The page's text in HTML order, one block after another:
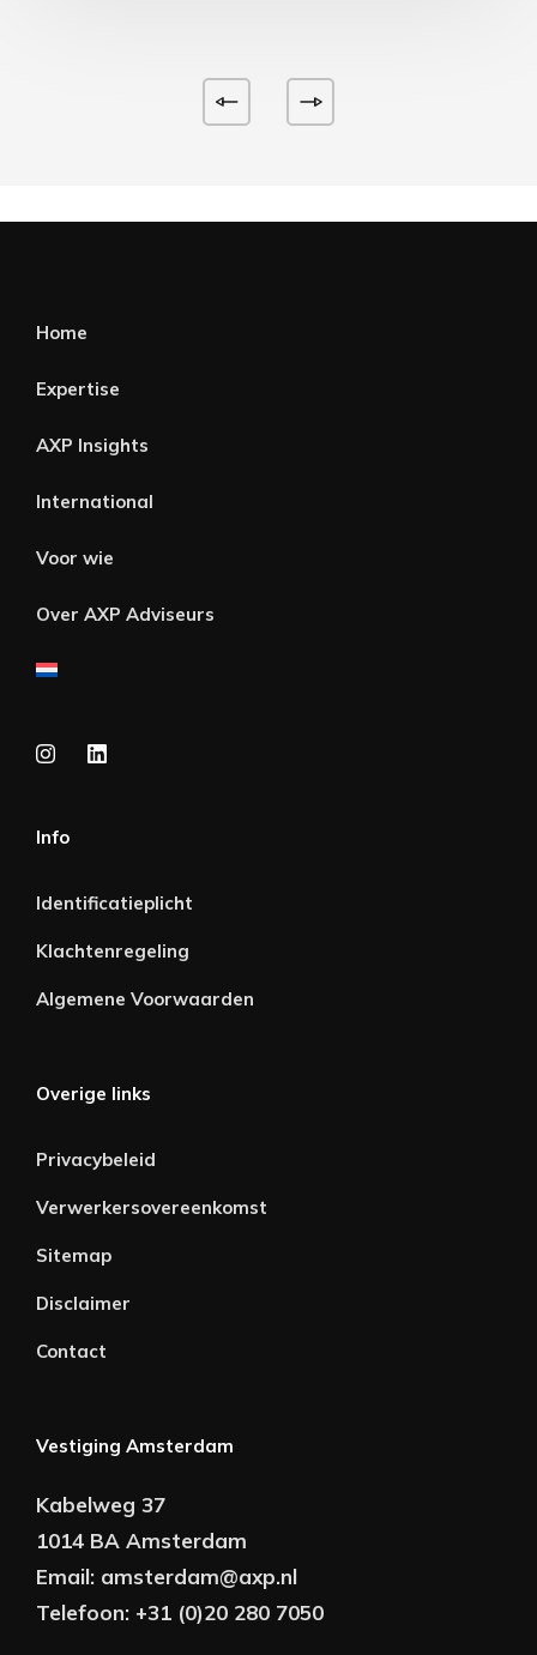
Home
Expertise
AXP Insights
International
Voor wie
Over AXP Adviseurs
Info
Identificatieplicht
Klachtenregeling
Algemene Voorwaarden
Overige links
Privacybeleid
Verwerkersovereenkomst
Sitemap
Disclaimer
Contact
Vestiging Amsterdam
Kabelweg 37
1014 BA Amsterdam
Email: amsterdam@axp.nl
Telefoon: +31 (0)20 280 7050